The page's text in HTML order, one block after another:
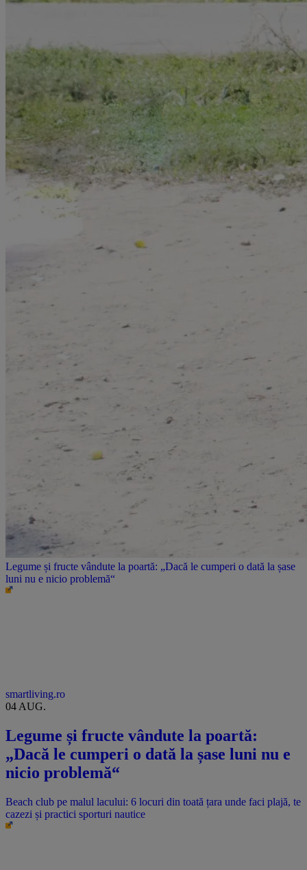
Legume și fructe vândute la poartă: „Dacă le cumperi o dată la șase
luni nu e nicio problemă“
smartliving.ro
04 AUG.
Legume și fructe vândute la poartă:
„Dacă le cumperi o dată la șase luni nu e
nicio problemă“
Beach club pe malul lacului: 6 locuri din toată țara unde faci plajă, te
cazezi și practici sporturi nautice